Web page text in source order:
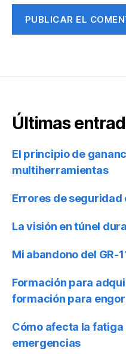
Últimas
El principio de
multiherramientas
Errores de seguridad
La visión en túnel
Mi abandono del GR-
Formación para
formación para
Cómo afecta la fatiga
emergencias